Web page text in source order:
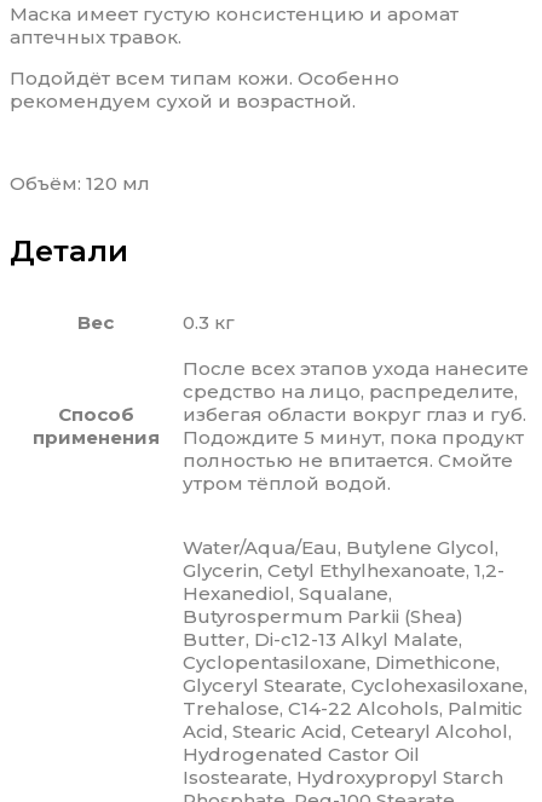
Маска имеет густую консистенцию и аромат
аптечных травок.
Подойдёт всем типам кожи. Особенно
рекомендуем сухой и возрастной.
Объём: 120 мл
Детали
Вес 0.3 кг
Способ
применения
После всех этапов ухода нанесите
средство на лицо, распределите,
избегая области вокруг глаз и губ.
Подождите 5 минут, пока продукт
полностью не впитается. Смойте
утром тёплой водой.
Water/Aqua/Eau, Butylene Glycol,
Glycerin, Cetyl Ethylhexanoate, 1,2-
Hexanediol, Squalane,
Butyrospermum Parkii (Shea)
Butter, Di-c12-13 Alkyl Malate,
Cyclopentasiloxane, Dimethicone,
Glyceryl Stearate, Cyclohexasiloxane,
Trehalose, C14-22 Alcohols, Palmitic
Acid, Stearic Acid, Cetearyl Alcohol,
Hydrogenated Castor Oil
Isostearate, Hydroxypropyl Starch